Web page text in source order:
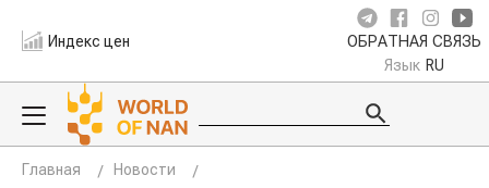
Индекс цен ОБРАТНАЯ СВЯЗЬ
Язык RU
Главная
Новости